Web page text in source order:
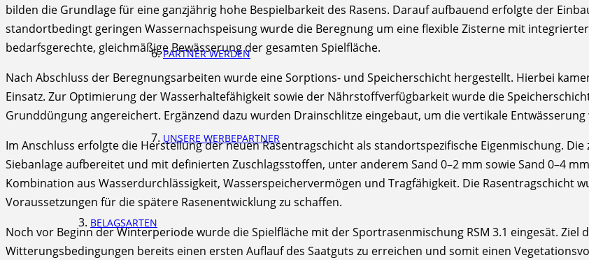
PARTNER WERDEN
UNSERE WERBEPARTNER
BELAGSARTEN
bilden die Grundlage für eine ganzjährig hohe Bespielbarkeit des Rasens. Darauf aufbauend erfolgte der
standortbedingt geringen Wassernachspeisung wurde die Beregnung um eine flexible Zisterne mit
bedarfsgerechte, gleichmäßige Bewässerung der gesamten Spielfläche.
Nach Abschluss der Beregnungsarbeiten wurde eine Sorptions- und Speicherschicht hergestellt. Hierbei
Einsatz. Zur Optimierung der Wasserhaltefähigkeit sowie der Nährstoffverfügbarkeit wurde die
Grunddüngung angereichert. Ergänzend dazu wurden Drainschlitze eingebaut, um die vertikale
Im Anschluss erfolgte die Herstellung der neuen Rasentragschicht als standortspezifische Eigenmischung.
Siebanlage aufbereitet und mit definierten Zuschlagsstoffen, unter anderem Sand 0–2 mm sowie Sand 0–4
Kombination aus Wasserdurchlässigkeit, Wasserspeichervermögen und Tragfähigkeit. Die Rasentragschicht
Voraussetzungen für die spätere Rasenentwicklung zu schaffen.
Noch vor Beginn der Winterperiode wurde die Spielfläche mit der Sportrasenmischung RSM 3.1 eingesät. Ziel
Witterungsbedingungen bereits einen ersten Auflauf des Saatguts zu erreichen und somit einen